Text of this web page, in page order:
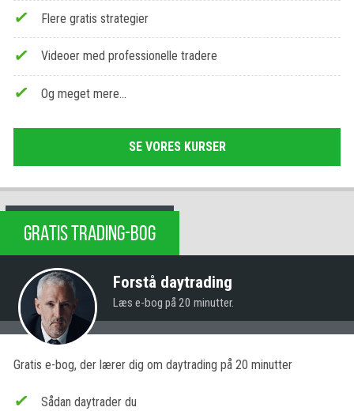
Flere gratis strategier
Videoer med professionelle tradere
Og meget mere…
SE VORES KURSER
GRATIS TRADING-BOG
Forstå daytrading
Læs e-bog på 20 minutter.
Gratis e-bog, der lærer dig om daytrading på 20 minutter
Sådan daytrader du